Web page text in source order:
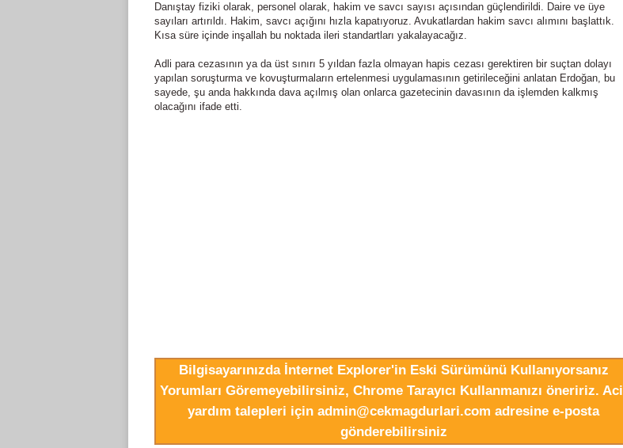
Danıştay fiziki olarak, personel olarak, hakim ve savcı sayısı açısından güçlendirildi. Daire ve üye
sayıları artırıldı. Hakim, savcı açığını hızla kapatıyoruz. Avukatlardan hakim savcı alımını başlattık.
Kısa süre içinde inşallah bu noktada ileri standartları yakalayacağız.
Adli para cezasının ya da üst sınırı 5 yıldan fazla olmayan hapis cezası gerektiren bir suçtan dolayı
yapılan soruşturma ve kovuşturmaların ertelenmesi uygulamasının getirileceğini anlatan Erdoğan, bu
sayede, şu anda hakkında dava açılmış olan onlarca gazetecinin davasının da işlemden kalkmış
olacağını ifade etti.
Bilgisayarınızda İnternet Explorer'in Eski Sürümünü Kullanıyorsanız
Yorumları Göremeyebilirsiniz, Chrome Tarayıcı Kullanmanızı öneririz. Acil
yardım talepleri için admin@cekmagdurlari.com adresine e-posta
gönderebilirsiniz